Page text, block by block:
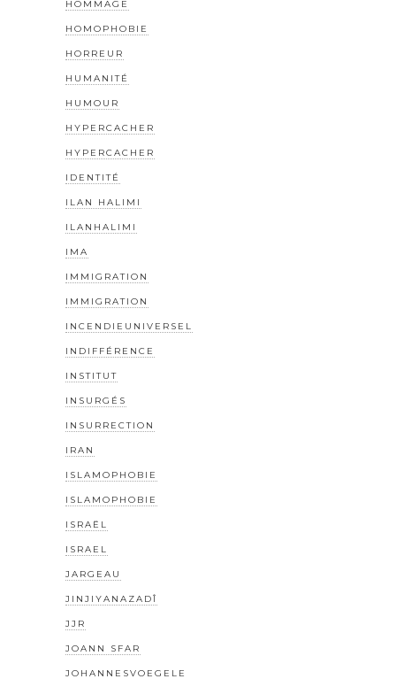
HOMMAGE
HOMOPHOBIE
HORREUR
HUMANITÉ
HUMOUR
HYPERCACHER
HYPERCACHER
IDENTITÉ
ILAN HALIMI
ILANHALIMI
IMA
IMMIGRATION
IMMIGRATION
INCENDIEUNIVERSEL
INDIFFÉRENCE
INSTITUT
INSURGÉS
INSURRECTION
IRAN
ISLAMOPHOBIE
ISLAMOPHOBIE
ISRAËL
ISRAEL
JARGEAU
JINJIYANAZADÎ
JJR
JOANN SFAR
JOHANNESVOEGELE